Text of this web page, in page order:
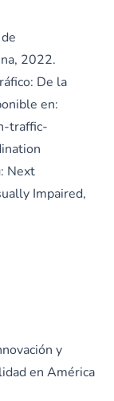
2022.
De la
en:
traffic-
Next
Impaired,
y
en América